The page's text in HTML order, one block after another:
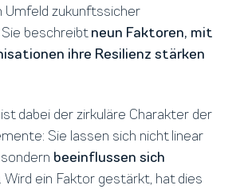
Umfeld zukunftssicher
beschreibtneun Faktoren, mit
ihre Resilienz stärken
dabei der zirkuläre Charakter der
Sie lassen sich nicht linear
beeinflussen sich
. Wird ein Faktor gestärkt, hat dies